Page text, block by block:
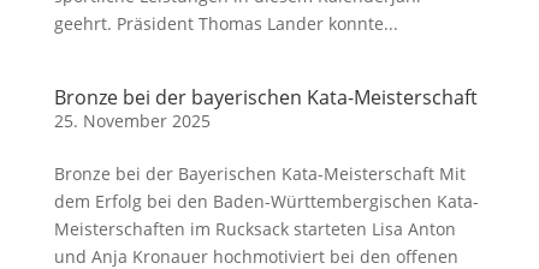
geehrt. Präsident Thomas Lander konnte...
Bronze bei der bayerischen Kata-Meisterschaft
25. November 2025
Bronze bei der Bayerischen Kata-Meisterschaft Mit
dem Erfolg bei den Baden-Württembergischen Kata-
Meisterschaften im Rucksack starteten Lisa Anton
und Anja Kronauer hochmotiviert bei den offenen